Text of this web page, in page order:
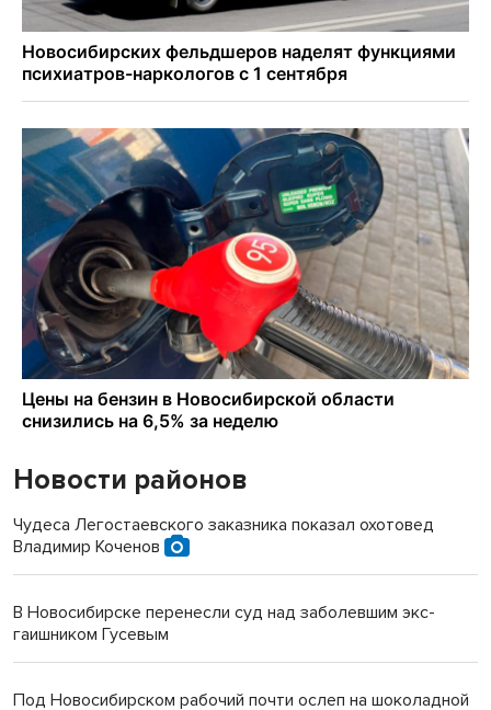
Новости районов
Чудеса Легостаевского заказника показал охотовед
Владимир Коченов
В Новосибирске перенесли суд над заболевшим экс-
гаишником Гусевым
Под Новосибирском рабочий почти ослеп на шоколадной